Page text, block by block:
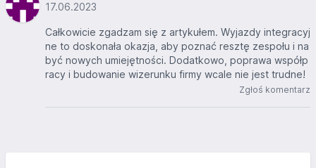
17.06.2023
Całkowicie zgadzam się z artykułem. Wyjazdy integracyj
ne to doskonała okazja, aby poznać resztę zespołu i na
być nowych umiejętności. Dodatkowo, poprawa współp
racy i budowanie wizerunku firmy wcale nie jest trudne!
Zgłoś komentarz